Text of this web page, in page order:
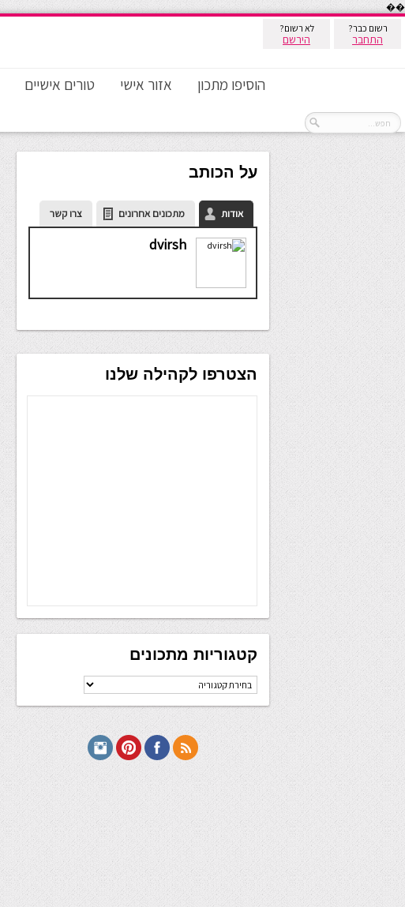
��
רשום כבר?
התחבר
לא רשום?
הירשם
הוסיפו מתכון אזור אישי טורים אישיים
על הכותב
אודות מתכונים אחרונים צרו קשר
dvirsh
הצטרפו לקהילה שלנו
קטגוריות מתכונים
קטגוריות
מתכונים